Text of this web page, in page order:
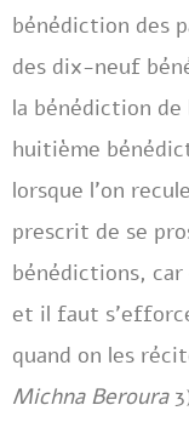
bénédiction des
des dix-neuf
la bénédiction de
huitième
lorsque l’on
prescrit de se
bénédictions,
et il faut
quand on les
Michna Beroura